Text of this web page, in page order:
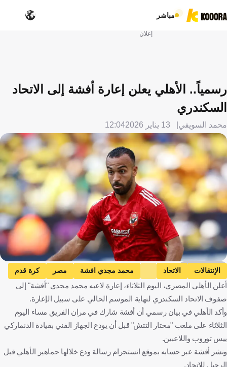
مباشر
إعلان
رسمياً.. الأهلي يعلن إعارة أفشة إلى الاتحاد
السكندري
محمد السويفي 13 يناير 2026 12:04
Getty Images
الإنتقالات الاتحاد محمد مجدي افشة مصر كرة قدم
أعلن الأهلي المصري، اليوم الثلاثاء، إعارة لاعبه محمد مجدي "أفشة" إلى
صفوف الاتحاد السكندري لنهاية الموسم الحالي على سبيل الإعارة.
وأكد الأهلي في بيان رسمي أن أفشة شارك في مران الفريق مساء اليوم
الثلاثاء على ملعب "مختار التتش" قبل أن يودع الجهاز الفني بقيادة الدنماركي
ييس توروب واللاعبين.
ونشر أفشة عبر حسابه بموقع انستجرام رسالة ودع خلالها جماهير الأهلي قبل
الرحيل للاتحاد.